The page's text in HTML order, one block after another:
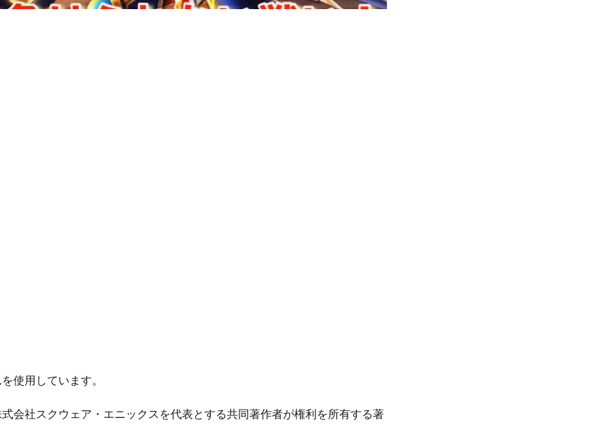
使用しています。
会社スクウェア・エニックスを代表とする共同著作者が権利を所有する著